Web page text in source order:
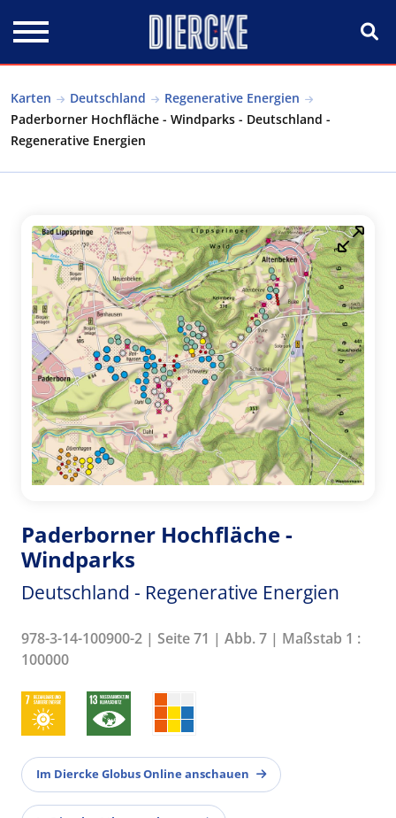
Karten Deutschland
Regenerative Energien
Paderborner Hochfläche - Windparks - Deutschland -
Regenerative Energien
Paderborner Hochfläche -
Windparks
Deutschland - Regenerative Energien
978-3-14-100900-2 | Seite 71 | Abb. 7 | Maßstab 1 :
100000
Im Diercke Globus Online anschauen